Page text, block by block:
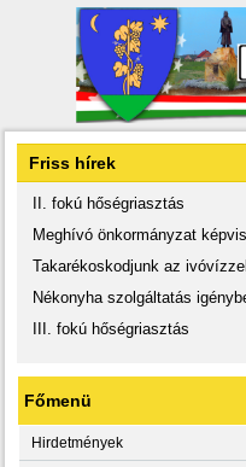
Friss hírek
II. fokú hőségriasztás
Meghívó önkormányzat
Takarékoskodjunk az ivóvízzel
Nékonyha szolgáltatás
III. fokú hőségriasztás
Főmenü
Hirdetmények